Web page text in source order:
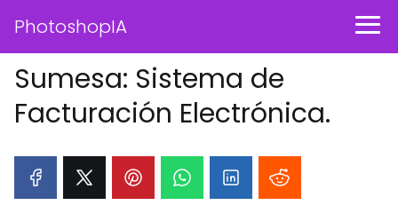
PhotoshopIA
Sumesa: Sistema de
Facturación Electrónica.